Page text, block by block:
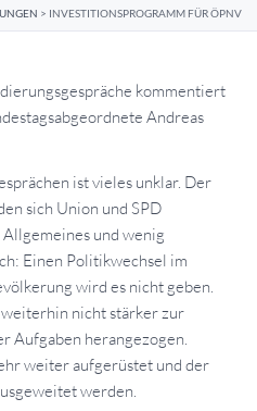
> INVESTITIONSPROGRAMM FÜR ÖPNV
kommentiert
Andreas
ist vieles unklar. Der
sich Union und SPD
und wenig
Einen Politikwechsel im
wird es nicht geben.
nicht stärker zur
Aufgaben herangezogen.
weiter aufgerüstet und der
werden.